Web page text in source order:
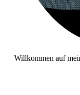
Willkommen auf